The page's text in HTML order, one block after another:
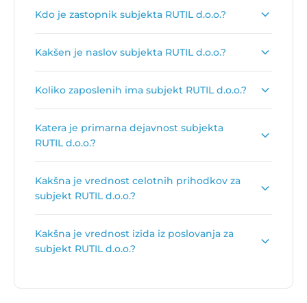
trgovino, proizvodnjo, gostinstvo in storitve
d.o.o..
Kdo je zastopnik subjekta RUTIL d.o.o.?
Kakšen je naslov subjekta RUTIL d.o.o.?
Maribor.
Koliko zaposlenih ima subjekt RUTIL d.o.o.?
Katera je primarna dejavnost subjekta
RUTIL d.o.o.?
Trgovina na drobno z urami in nakitom.
Kakšna je vrednost celotnih prihodkov za
subjekt RUTIL d.o.o.?
d.o.o. je328.919 €.
Kakšna je vrednost izida iz poslovanja za
subjekt RUTIL d.o.o.?
je1.834 €.